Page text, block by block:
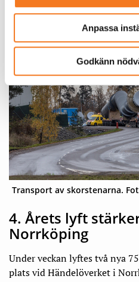
Anpassa
Godkänn
Kollaintervjun här.
Transport av skorstenarna.
4. Årets lyft
Norrköping
Under veckan lyftes två nya
plats vid Händelöverket i